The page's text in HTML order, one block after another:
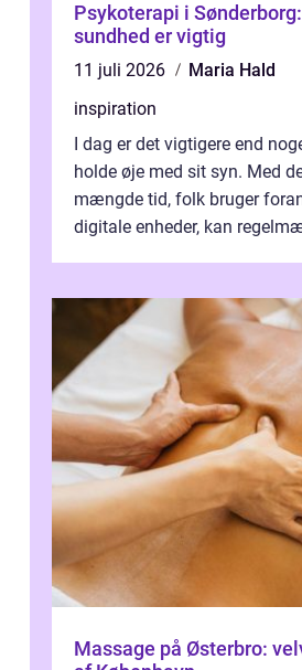
Psykoterapi i
sundhed er vigtig
11 juli 2026
Maria Hald
inspiration
I dag er det vigtigere end
holde øje med sit syn. Med
mængde tid, folk bruger
digitale enheder, kan
Massage på Østerbro: